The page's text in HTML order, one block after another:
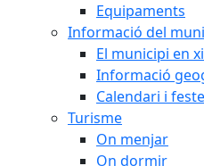
Equipaments
Informació del
El municipi en
Informació
Calendari i
Turisme
On menjar
On dormir